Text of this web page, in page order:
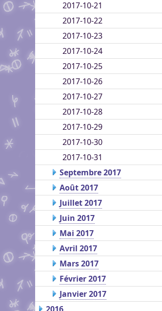
2017-10-21
2017-10-22
2017-10-23
2017-10-24
2017-10-25
2017-10-26
2017-10-27
2017-10-28
2017-10-29
2017-10-30
2017-10-31
Septembre 2017
Août 2017
Juillet 2017
Juin 2017
Mai 2017
Avril 2017
Mars 2017
Février 2017
Janvier 2017